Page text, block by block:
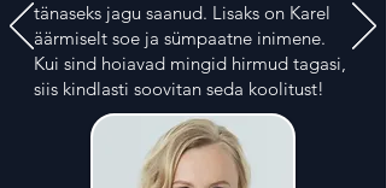
tänaseks jagu saanud. Lisaks on Karel
äärmiselt soe ja sümpaatne inimene.
Kui sind hoiavad mingid hirmud tagasi,
siis kindlasti soovitan seda koolitust!